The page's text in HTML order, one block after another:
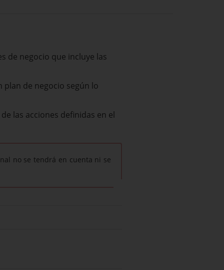
de negocio que incluye las
plan de negocio según lo
las acciones definidas en el
no se tendrá en cuenta ni se